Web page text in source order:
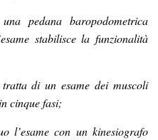
pedana baropodometrica
stabilisce la funzionalità
di un esame dei muscoli
cinque fasi;
l’esame con un kinesiografo